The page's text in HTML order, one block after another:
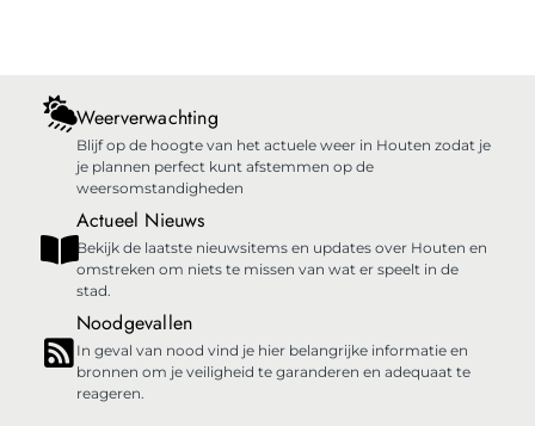
Weerverwachting
Blijf op de hoogte van het actuele weer in Houten zodat je
je plannen perfect kunt afstemmen op de
weersomstandigheden
Actueel Nieuws
Bekijk de laatste nieuwsitems en updates over Houten en
omstreken om niets te missen van wat er speelt in de
stad.
Noodgevallen
In geval van nood vind je hier belangrijke informatie en
bronnen om je veiligheid te garanderen en adequaat te
reageren.